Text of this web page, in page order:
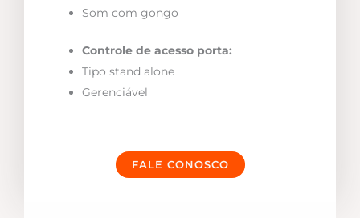
Som com gongo
Controle de acesso porta:
Tipo stand alone
Gerenciável
FALE CONOSCO